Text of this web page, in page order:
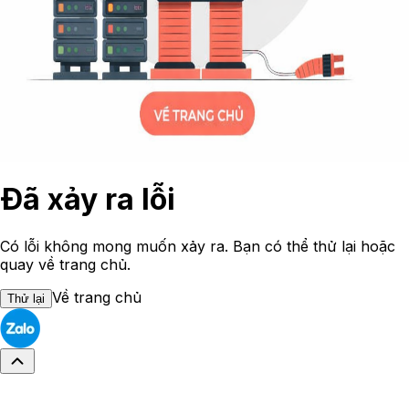
Đã xảy ra lỗi
Có lỗi không mong muốn xảy ra. Bạn có thể thử lại hoặc
quay về trang chủ.
Thử lại Về trang chủ